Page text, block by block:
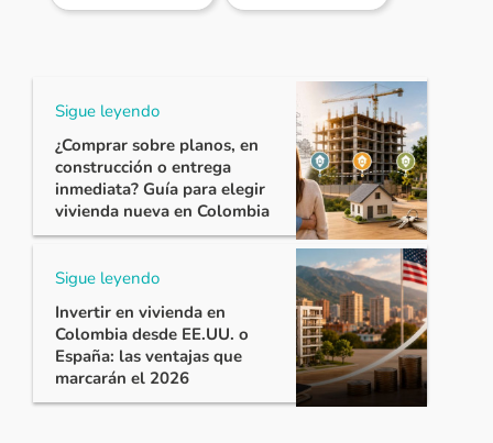
Sigue leyendo
¿Comprar sobre planos, en
construcción o entrega
inmediata? Guía para elegir
vivienda nueva en Colombia
Sigue leyendo
Invertir en vivienda en
Colombia desde EE.UU. o
España: las ventajas que
marcarán el 2026